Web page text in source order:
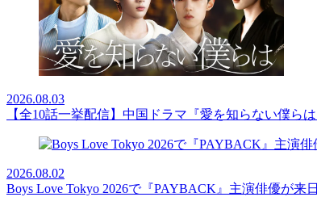
2026.08.03
【全10話一挙配信】中国ドラマ『愛を知らない僕ら
2026.08.02
Boys Love Tokyo 2026で『PAYBACK』主演俳優が